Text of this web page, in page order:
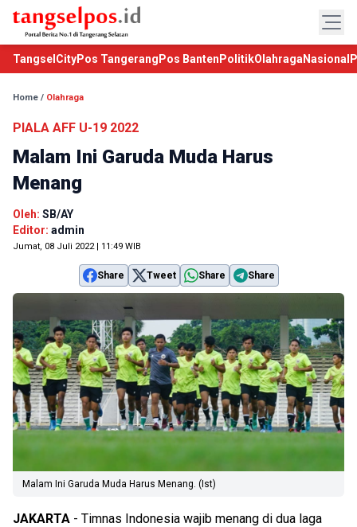
TangselCityPos Tangerang Pos Banten PolitikOlahraga Nasional
Home / Olahraga
PIALA AFF U-19 2022
Malam Ini Garuda Muda Harus
Menang
Oleh: SB/AY
Editor: admin
Jumat, 08 Juli 2022 | 11:49 WIB
Share Tweet Share Share
Malam Ini Garuda Muda Harus Menang. (Ist)
JAKARTA - Timnas Indonesia wajib menang di dua laga